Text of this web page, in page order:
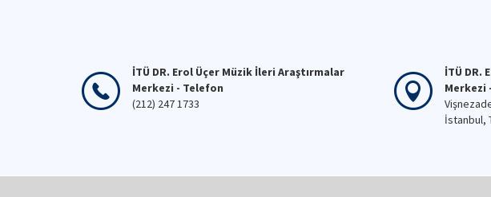
İTÜ DR. Erol Üçer Müzik İleri Araştırmalar
Merkezi - Telefon
(212) 247 1733
İTÜ DR.
Merkezi
İstanbul,